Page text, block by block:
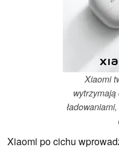
Xiaomi
Xiaomi po cichu